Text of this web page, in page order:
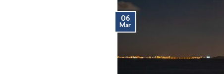
06
Mar